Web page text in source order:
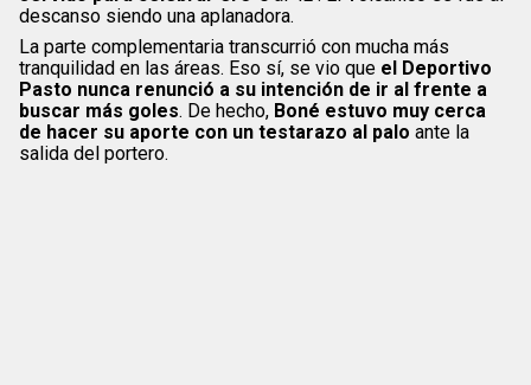
descanso siendo una aplanadora.
La parte complementaria transcurrió con mucha más
tranquilidad en las áreas. Eso sí, se vio que el Deportivo
Pasto nunca renunció a su intención de ir al frente a
buscar más goles. De hecho, Boné estuvo muy cerca
de hacer su aporte con un testarazo al palo ante la
salida del portero.